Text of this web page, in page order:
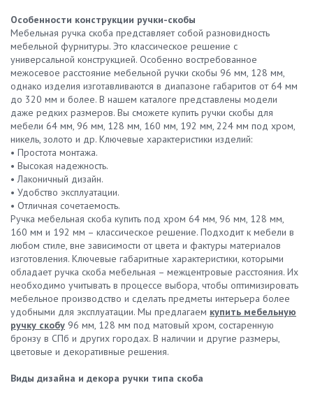
Особенности конструкции ручки-скобы
Мебельная ручка скоба представляет собой разновидность
мебельной фурнитуры. Это классическое решение с
универсальной конструкцией. Особенно востребованное
межосевое расстояние мебельной ручки скобы 96 мм, 128 мм,
однако изделия изготавливаются в диапазоне габаритов от 64 мм
до 320 мм и более. В нашем каталоге представлены модели
даже редких размеров. Вы сможете купить ручки скобы для
мебели 64 мм, 96 мм, 128 мм, 160 мм, 192 мм, 224 мм под хром,
никель, золото и др. Ключевые характеристики изделий:
• Простота монтажа.
• Высокая надежность.
• Лаконичный дизайн.
• Удобство эксплуатации.
• Отличная сочетаемость.
Ручка мебельная скоба купить под хром 64 мм, 96 мм, 128 мм,
160 мм и 192 мм – классическое решение. Подходит к мебели в
любом стиле, вне зависимости от цвета и фактуры материалов
изготовления. Ключевые габаритные характеристики, которыми
обладает ручка скоба мебельная – межцентровые расстояния. Их
необходимо учитывать в процессе выбора, чтобы оптимизировать
мебельное производство и сделать предметы интерьера более
удобными для эксплуатации. Мы предлагаем купить мебельную
ручку скобу 96 мм, 128 мм под матовый хром, состаренную
бронзу в СПб и других городах. В наличии и другие размеры,
цветовые и декоративные решения.
Виды дизайна и декора ручки типа скоба